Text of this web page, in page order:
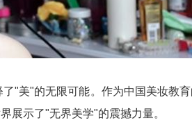
"美"的无限可能。作为中国美妆教育
展示了"无界美学"的震撼力量。